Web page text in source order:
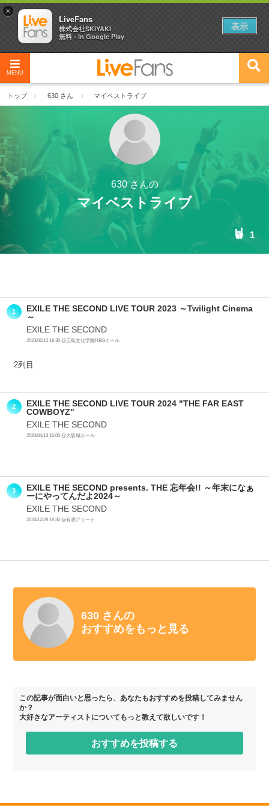
MENU
トップ 630 さん マイベストライブ
630 さんの
マイベストライブ
1
1
EXILE THE SECOND LIVE TOUR 2023 ～Twilight Cinema
～
EXILE THE SECOND
2023/02/10 18:30 @広島文化学園HBGホール
2列目
2
EXILE THE SECOND LIVE TOUR 2024 "THE FAR EAST
COWBOYZ"
EXILE THE SECOND
2024/04/13 16:00 @大阪城ホール
3
EXILE THE SECOND presents. THE 忘年会!! ～年末になぁ
ーにやってんだよ2024～
EXILE THE SECOND
2024/12/28 18:30 @有明アリーナ
630 さんの
おすすめをもっと見る
この記事が面白いと思ったら、あなたもおすすめを投稿してみません
か？
大好きなアーティストについてもっと教えて欲しいです！
おすすめを投稿する
×
LiveFans
株式会社SKIYAKI
無料 - In Google Play
表示